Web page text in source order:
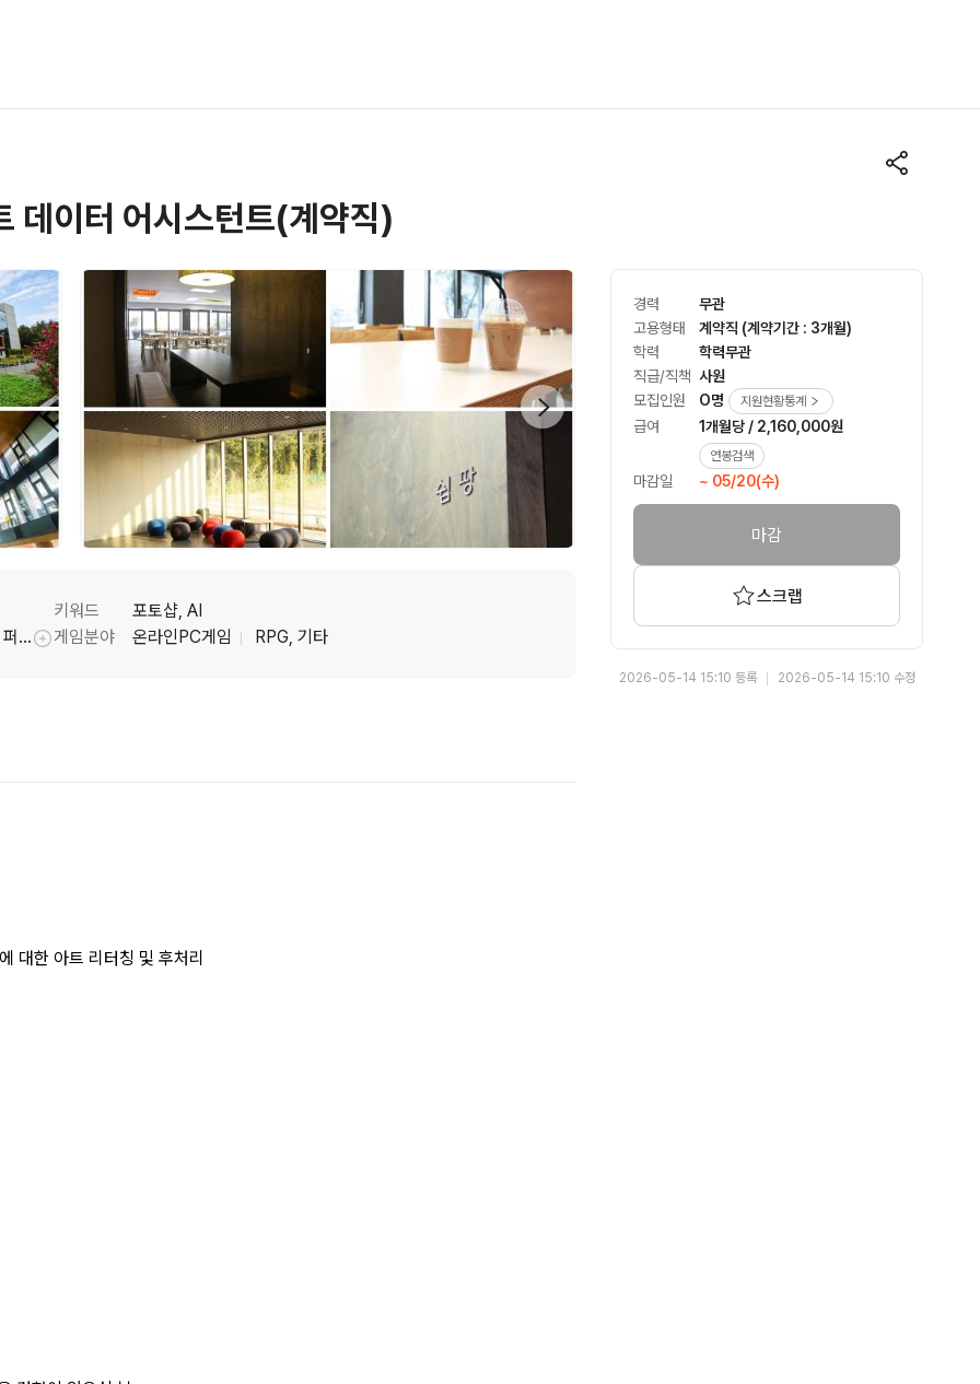
이터 어시스턴트(계약직)
키워드
포토샵, AI
던전앤파이터, 던전앤파이터 모바일, 사이퍼즈, 퍼스트 버서커 : 카잔
게임분야 온라인PC게임 RPG, 기타
경력
무관
고용형태
계약직 (계약기간 : 3개월)
학력
학력무관
직급/직책 사원
모집인원
O명 지원현황통계
급여 1개월당 / 2,160,000원
연봉검색
마감일 ~ 05/20(수)
마감
스크랩
2026-05-14 15:10 등록 2026-05-14 15:10 수정